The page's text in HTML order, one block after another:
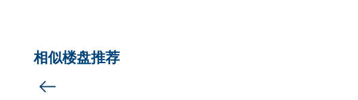
相似楼盘推荐